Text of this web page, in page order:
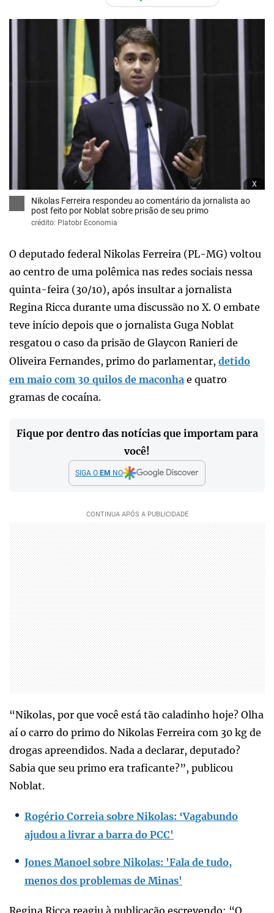
x
Nikolas Ferreira respondeu ao comentário da jornalista ao
post feito por Noblat sobre prisão de seu primo
crédito: Platobr Economia
O deputado federal Nikolas Ferreira (PL-MG) voltou
ao centro de uma polêmica nas redes sociais nessa
quinta-feira (30/10), após insultar a jornalista
Regina Ricca durante uma discussão no X. O embate
teve início depois que o jornalista Guga Noblat
resgatou o caso da prisão de Glaycon Ranieri de
Oliveira Fernandes, primo do parlamentar, detido
em maio com 30 quilos de maconha e quatro
gramas de cocaína.
Fique por dentro das notícias que importam para
você!
SIGA O EM NO
“Nikolas, por que você está tão caladinho hoje? Olha
aí o carro do primo do Nikolas Ferreira com 30 kg de
drogas apreendidos. Nada a declarar, deputado?
Sabia que seu primo era traficante?”, publicou
Noblat.
Rogério Correia sobre Nikolas: ‘Vagabundo
ajudou a livrar a barra do PCC'
Jones Manoel sobre Nikolas: 'Fala de tudo,
menos dos problemas de Minas'
Regina Ricca reagiu à publicação escrevendo: “O